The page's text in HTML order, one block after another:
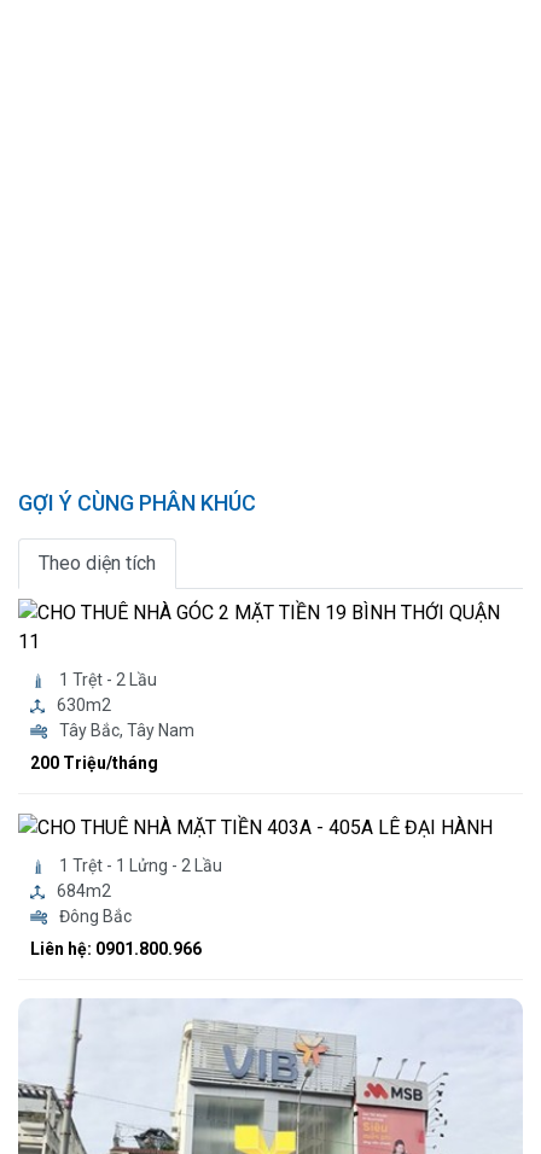
GỢI Ý CÙNG PHÂN KHÚC
Theo diện tích
1 Trệt - 2 Lầu
630m2
Tây Bắc, Tây Nam
200 Triệu/tháng
1 Trệt - 1 Lửng - 2 Lầu
684m2
Đông Bắc
Liên hệ: 0901.800.966